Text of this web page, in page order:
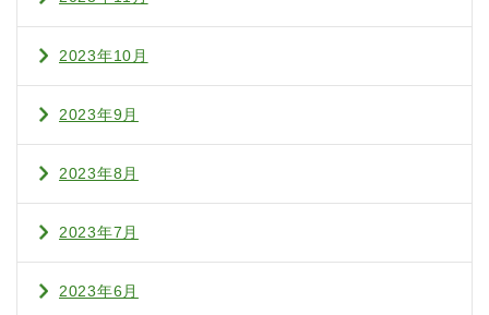
2023年10月
2023年9月
2023年8月
2023年7月
2023年6月